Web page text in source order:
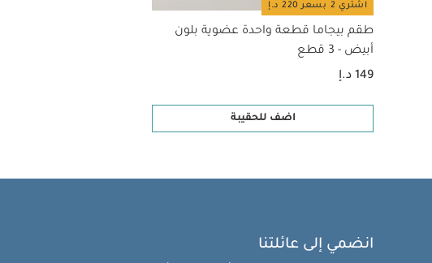
اشتري 2 بسعر 220 د.إ
طقم بيجاما قطعة واحدة عضوية بلون
أبيض - 3 قطع
149 د.إ
اضف للحقيبة
انضمي إلى عائلتنا